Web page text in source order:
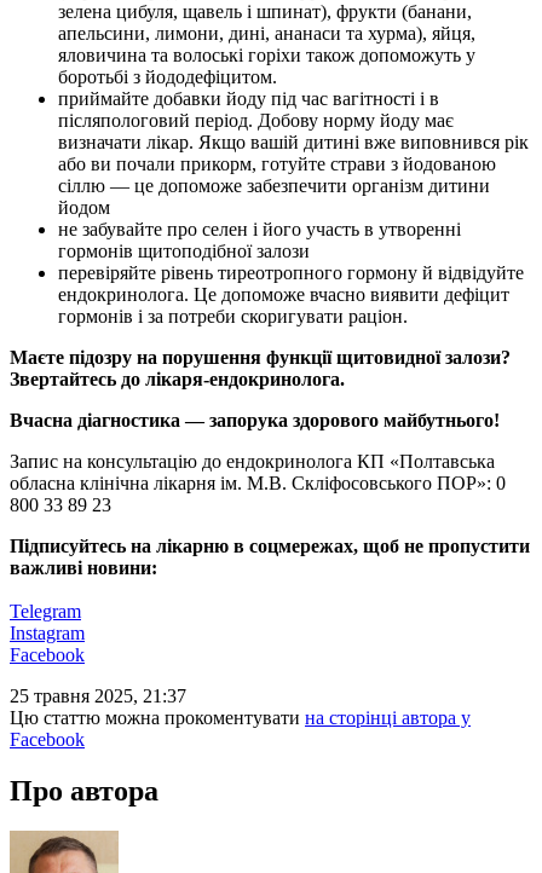
зелена цибуля, щавель і шпинат), фрукти (банани,
апельсини, лимони, дині, ананаси та хурма), яйця,
яловичина та волоські горіхи також допоможуть у
боротьбі з йододефіцитом.
приймайте добавки йоду під час вагітності і в
післяпологовий період. Добову норму йоду має
визначати лікар. Якщо вашій дитині вже виповнився рік
або ви почали прикорм, готуйте страви з йодованою
сіллю — це допоможе забезпечити організм дитини
йодом
не забувайте про селен і його участь в утворенні
гормонів щитоподібної залози
перевіряйте рівень тиреотропного гормону й відвідуйте
ендокринолога. Це допоможе вчасно виявити дефіцит
гормонів і за потреби скоригувати раціон.
Маєте підозру на порушення функції щитовидної залози?
Звертайтесь до лікаря-ендокринолога.
Вчасна діагностика — запорука здорового майбутнього!
Запис на консультацію до ендокринолога КП «Полтавська
обласна клінічна лікарня ім. М.В. Скліфосовського ПОР»: 0
800 33 89 23
Підписуйтесь на лікарню в соцмережах, щоб не пропустити
важливі новини:
Telegram
Instagram
Facebook
25 травня 2025, 21:37
Цю статтю можна прокоментувати на сторінці автора у
Facebook
Про автора